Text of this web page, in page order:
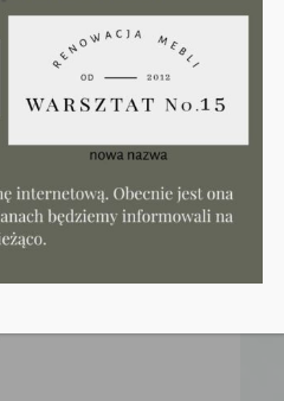
+
czarnej
hapmton
w stylu